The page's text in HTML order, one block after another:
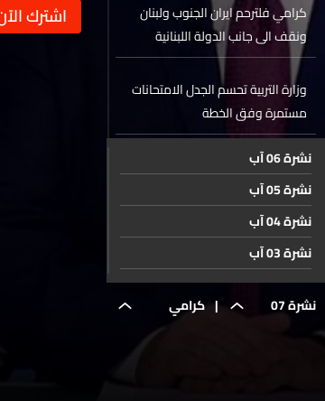
كرامي فلترحم ايران الجنوب ولبنان
ونقف الى جانب الدولة اللبنانية
والشرعية
وزارة التربية تحسم الجدل الامتحانات
مستمرة وفق الخطة
بعد الإحتفال بإفتتاح مطار القليعات...
اللبنانيون يسألون هل يُنجز المشروع
ومتى تنطلق أول رحلة؟
عودة القطار ليس حلماً بعيداً... الـLBCI
ترصد مسار سكة الحديد من طرابلس
الى العبودية
اكثر من مليون شخص في قلب مدريد
نشرة 07 | كرامي
نشرة 06 آب
نشرة 05 آب
نشرة 04 آب
نشرة 03 آب
نشرة 02 آب
نشرة 01 آب